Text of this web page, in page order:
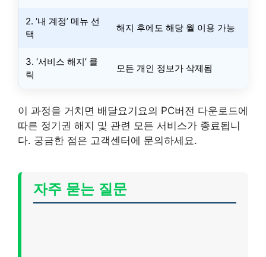
2. ‘내 계정’ 메뉴 선
택
해지 후에도 해당 월 이용 가능
3. ‘서비스 해지’ 클
릭
모든 개인 정보가 삭제됨
이 과정을 거치면 배달요기요의 PC버전 다운로드에
따른 정기권 해지 및 관련 모든 서비스가 종료됩니
다. 궁금한 점은 고객센터에 문의하세요.
자주 묻는 질문